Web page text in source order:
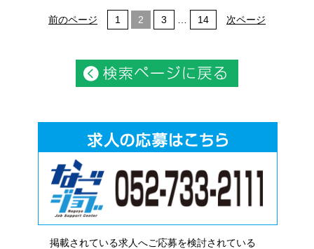
前のページ 1 2 3 14 次ページ
掲載されている求人へご応募を検討されている